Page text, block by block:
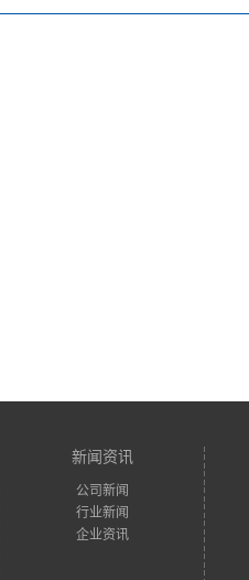
新闻资讯
公司新闻
行业新闻
企业资讯